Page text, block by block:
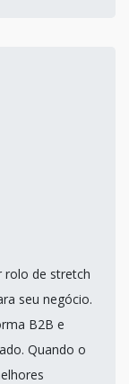
rolo de stretch
seu negócio.
B2B e
Quando o